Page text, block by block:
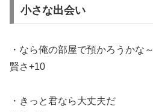
小さな出会い
・なら俺の部屋で預かろうかな～
賢さ+10
・きっと君なら大丈夫だ